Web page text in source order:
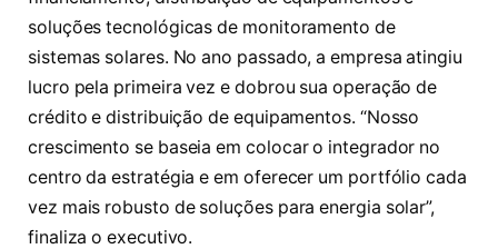
soluções tecnológicas de monitoramento de
sistemas solares. No ano passado, a empresa atingiu
lucro pela primeira vez e dobrou sua operação de
crédito e distribuição de equipamentos. “Nosso
crescimento se baseia em colocar o integrador no
centro da estratégia e em oferecer um portfólio cada
vez mais robusto de soluções para energia solar”,
finaliza o executivo.